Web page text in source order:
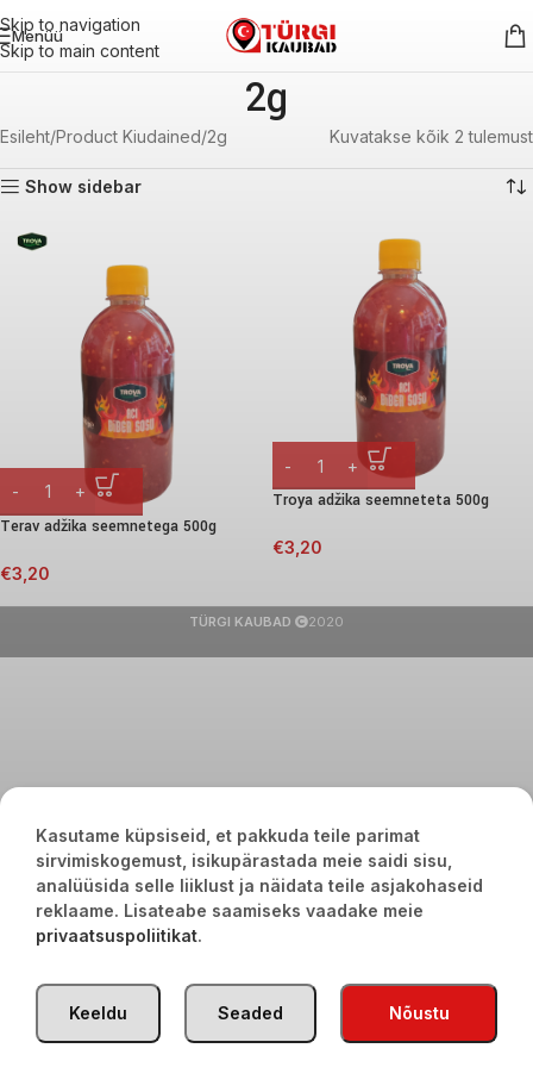
Skip to navigation
Skip to main content
Menüü
2g
Esileht Product Kiudained 2g Kuvatakse kõik 2 tulemust
Show sidebar
Terav adžika seemnetega 500g
€3,20
Troya adžika seemneteta 500g
€3,20
TÜRGI KAUBAD 2020
Kasutame küpsiseid, et pakkuda teile parimat
sirvimiskogemust, isikupärastada meie saidi sisu,
analüüsida selle liiklust ja näidata teile asjakohaseid
reklaame. Lisateabe saamiseks vaadake meie
privaatsuspoliitikat.
Nõustu
Seaded
Keeldu